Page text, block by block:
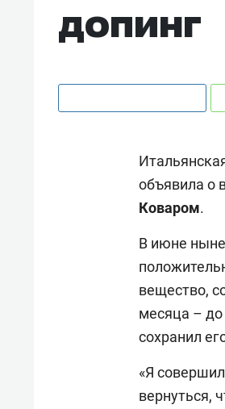
допинг
объявила о
Коваром.
В июне
вещество,
месяца – до
сохранил
«Я
вернуться,